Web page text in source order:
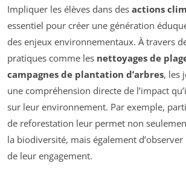
Impliquer les élèves dans des actions
essentiel pour créer une génération
des enjeux environnementaux. À travers
pratiques comme les nettoyages de
campagnes de plantation d’arbres, les
une compréhension directe de l’impact
sur leur environnement. Par exemple,
de reforestation leur permet non
la biodiversité, mais également
de leur engagement.